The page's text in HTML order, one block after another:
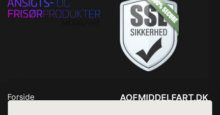
Forside
AOFMIDDELFART.DK